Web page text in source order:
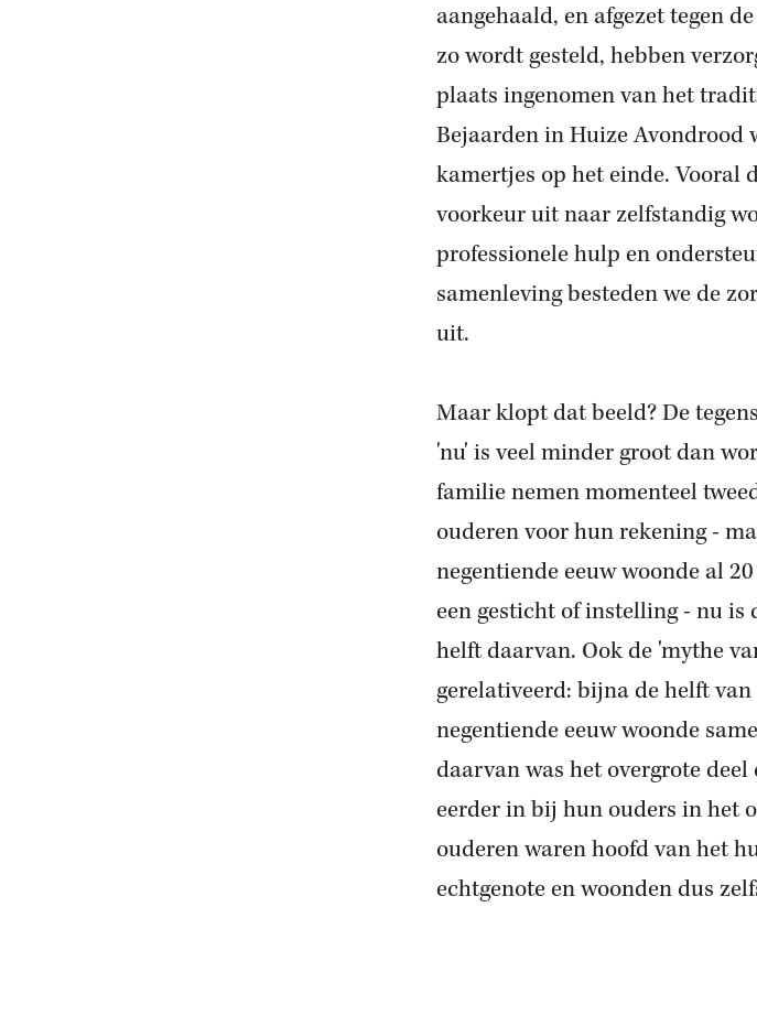
aangehaald, en afgezet tegen
zo wordt gesteld, hebben
plaats ingenomen van het
Bejaarden in Huize Avondrood
kamertjes op het einde. Vooral
voorkeur uit naar zelfstandig
professionele hulp en
samenleving besteden we de
uit.
Maar klopt dat beeld? De
'nu' is veel minder groot dan
familie nemen momenteel
ouderen voor hun rekening -
negentiende eeuw woonde al
een gesticht of instelling - nu
helft daarvan. Ook de 'mythe
gerelativeerd: bijna de helft
negentiende eeuw woonde
daarvan was het overgrote
eerder in bij hun ouders in het
ouderen waren hoofd van het
echtgenote en woonden dus